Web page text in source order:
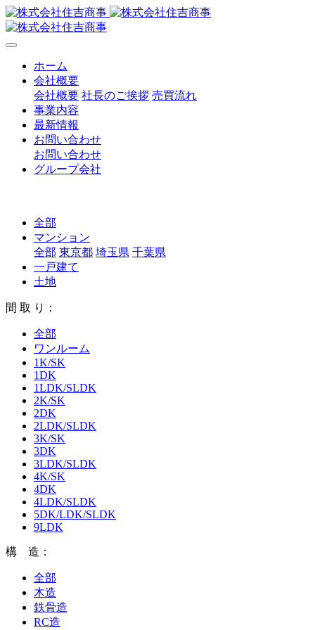
ホーム
会社概要
会社概要 社長のご挨拶 売買流れ
事業内容
最新情報
お問い合わせ
お問い合わせ
グループ会社
全部
マンション
全部 東京都 埼玉県 千葉県
一戸建て
土地
間 取 り：
全部
ワンルーム
1K/SK
1DK
1LDK/SLDK
2K/SK
2DK
2LDK/SLDK
3K/SK
3DK
3LDK/SLDK
4K/SK
4DK
4LDK/SLDK
5DK/LDK/SLDK
9LDK
構 造：
全部
木造
鉄骨造
RC造